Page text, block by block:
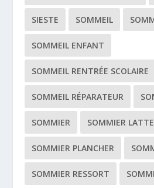
SIESTE SOMMEIL
SOMMEIL ENFANT
SOMMEIL RENTRÉE SCOLAIRE
SOMMEIL RÉPARATEUR
SOMMIER SOMMIER
SOMMIER PLANCHER
SOMMIER RESSORT